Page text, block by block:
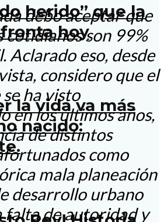
herido” que la
hoy
la vida va más
nacido:
debo aceptar que
cotidianos son 99%
Aclarado eso, desde
considero que el
ha visto
en los últimos años,
de distintos
como
mala planeación
desarrollo urbano
falta de autoridad y